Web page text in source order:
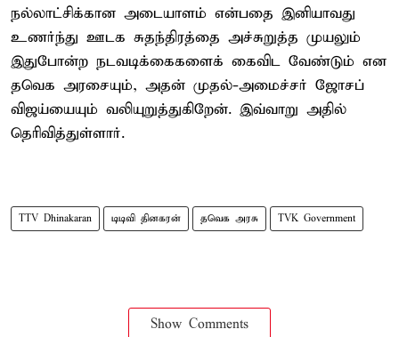
நல்லாட்சிக்கான அடையாளம் என்பதை இனியாவது
உணர்ந்து ஊடக சுதந்திரத்தை அச்சுறுத்த முயலும்
இதுபோன்ற நடவடிக்கைகளைக் கைவிட வேண்டும் என
தவெக அரசையும், அதன் முதல்-அமைச்சர் ஜோசப்
விஜய்யையும் வலியுறுத்துகிறேன். இவ்வாறு அதில்
தெரிவித்துள்ளார்.
TTV Dhinakaran டிடிவி தினகரன் தவெக அரசு TVK Government
Show Comments